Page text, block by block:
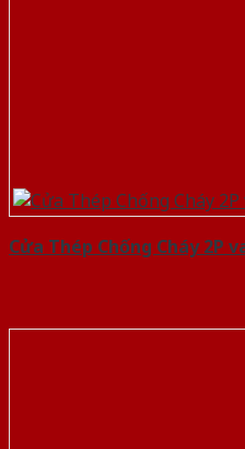
Cửa Thép Chống Cháy 2P